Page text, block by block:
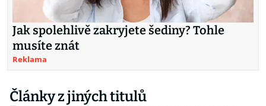
Jak spolehlivě zakryjete šediny? Tohle
musíte znát
Reklama
Články z jiných titulů